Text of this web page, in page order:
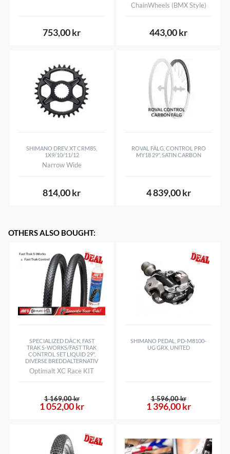
753,00 kr
ChainWheels (BMX Style)
443,00 kr
SHIMANO DREV, XT CRM85,
1X9/10/11/12
Narrow Wide
814,00 kr
ROVAL FÄLG, CONTROL PRO
MY18 29", SATIN CARBON
4 839,00 kr
OTHERS ALSO BOUGHT:
SPECIALIZED DÄCK, FAST
TRAK S-WORKS/FAST TRAK
CONTROL SET LIQUID 29",
DIVERSE BREDDALTERNATIV
Optimalt XC Race KIT
1 052,00 kr
1 169,00 kr
SHIMANO PEDAL, PD-M8100-
UG GRX, UNITED
1 396,00 kr
1 596,00 kr